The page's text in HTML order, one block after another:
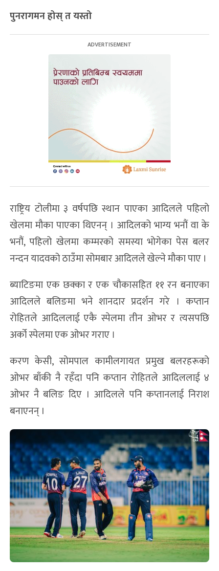
पुनरागमन होस् त यस्तो
राष्ट्रिय टोलीमा ३ वर्षपछि स्थान पाएका आदिलले पहिलो
खेलमा मौका पाएका थिएनन् । आदिलको भाग्य भनौं वा के
भनौं, पहिलो खेलमा कम्मरको समस्या भोगेका पेस बलर
नन्दन यादवको ठाउँमा सोमबार आदिलले खेल्ने मौका पाए ।
ब्याटिङमा एक छक्का र एक चौकासहित ११ रन बनाएका
आदिलले बलिङमा भने शानदार प्रदर्शन गरे । कप्तान
रोहितले आदिललाई एकै स्पेलमा तीन ओभर र त्यसपछि
अर्को स्पेलमा एक ओभर गराए ।
करण केसी, सोमपाल कामीलगायत प्रमुख बलरहरूको
ओभर बाँकी नै रहँदा पनि कप्तान रोहितले आदिललाई ४
ओभर नै बलिङ दिए । आदिलले पनि कप्तानलाई निराश
बनाएनन् ।